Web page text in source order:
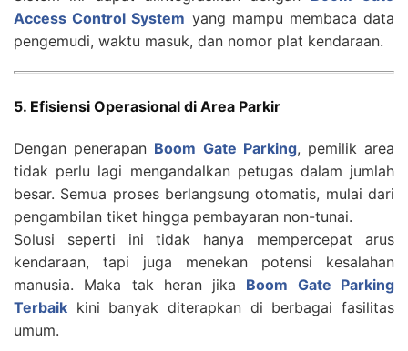
Access Control System yang mampu membaca data
pengemudi, waktu masuk, dan nomor plat kendaraan.
5. Efisiensi Operasional di Area Parkir
Dengan penerapan Boom Gate Parking, pemilik area
tidak perlu lagi mengandalkan petugas dalam jumlah
besar. Semua proses berlangsung otomatis, mulai dari
pengambilan tiket hingga pembayaran non-tunai.
Solusi seperti ini tidak hanya mempercepat arus
kendaraan, tapi juga menekan potensi kesalahan
manusia. Maka tak heran jika Boom Gate Parking
Terbaik kini banyak diterapkan di berbagai fasilitas
umum.